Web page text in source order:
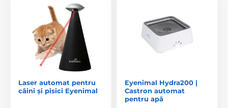
Laser automat pentru
câini și pisici Eyenimal
Eyenimal Hydra200 |
Castron automat
pentru apă